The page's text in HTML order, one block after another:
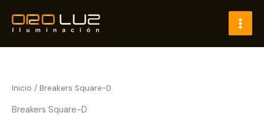
contenido
Inicio / Breakers Square-D
Breakers Square-D